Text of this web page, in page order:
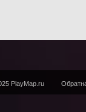
PlayMap.ru